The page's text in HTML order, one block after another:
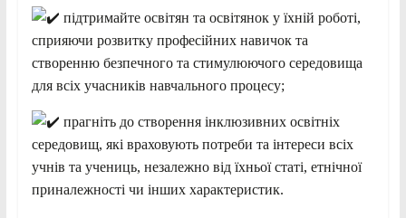
підтримайте освітян та освітянок у їхній роботі,
сприяючи розвитку професійних навичок та
створенню безпечного та стимулюючого середовища
для всіх учасників навчального процесу;
прагніть до створення інклюзивних освітніх
середовищ, які враховують потреби та інтереси всіх
учнів та учениць, незалежно від їхньої статі, етнічної
приналежності чи інших характеристик.